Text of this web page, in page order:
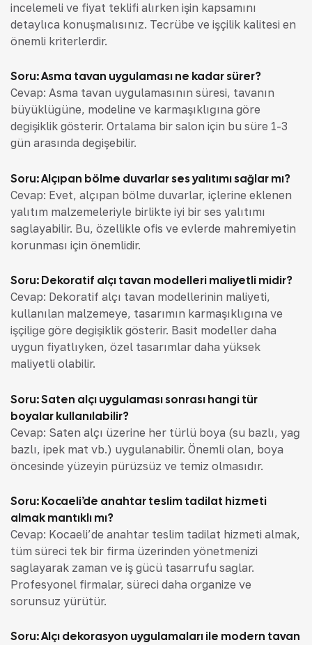
incelemeli ve fiyat teklifi alırken işin kapsamını
detaylıca konuşmalısınız. Tecrübe ve işçilik kalitesi en
önemli kriterlerdir.
Soru: Asma tavan uygulaması ne kadar sürer?
Cevap: Asma tavan uygulamasının süresi, tavanın
büyüklüğüne, modeline ve karmaşıklığına göre
değişiklik gösterir. Ortalama bir salon için bu süre 1-3
gün arasında değişebilir.
Soru: Alçıpan bölme duvarlar ses yalıtımı sağlar mı?
Cevap: Evet, alçıpan bölme duvarlar, içlerine eklenen
yalıtım malzemeleriyle birlikte iyi bir ses yalıtımı
sağlayabilir. Bu, özellikle ofis ve evlerde mahremiyetin
korunması için önemlidir.
Soru: Dekoratif alçı tavan modelleri maliyetli midir?
Cevap: Dekoratif alçı tavan modellerinin maliyeti,
kullanılan malzemeye, tasarımın karmaşıklığına ve
işçiliğe göre değişiklik gösterir. Basit modeller daha
uygun fiyatlıyken, özel tasarımlar daha yüksek
maliyetli olabilir.
Soru: Saten alçı uygulaması sonrası hangi tür
boyalar kullanılabilir?
Cevap: Saten alçı üzerine her türlü boya (su bazlı, yağ
bazlı, ipek mat vb.) uygulanabilir. Önemli olan, boya
öncesinde yüzeyin pürüzsüz ve temiz olmasıdır.
Soru: Kocaeli’de anahtar teslim tadilat hizmeti
almak mantıklı mı?
Cevap: Kocaeli’de anahtar teslim tadilat hizmeti almak,
tüm süreci tek bir firma üzerinden yönetmenizi
sağlayarak zaman ve iş gücü tasarrufu sağlar.
Profesyonel firmalar, süreci daha organize ve
sorunsuz yürütür.
Soru: Alçı dekorasyon uygulamaları ile modern tavan